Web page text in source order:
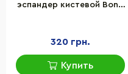
эспандер кистевой Bone
320 грн.
Купить